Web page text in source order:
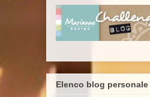
Elenco blog personale